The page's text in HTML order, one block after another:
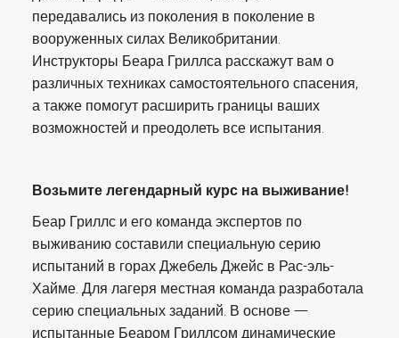
передавались из поколения в поколение в
вооруженных силах Великобритании.
Инструкторы Беара Гриллса расскажут вам о
различных техниках самостоятельного спасения,
а также помогут расширить границы ваших
возможностей и преодолеть все испытания.
Возьмите легендарный курс на выживание!
Беар Гриллс и его команда экспертов по
выживанию составили специальную серию
испытаний в горах Джебель Джейс в Рас-эль-
Хайме. Для лагеря местная команда разработала
серию специальных заданий. В основе —